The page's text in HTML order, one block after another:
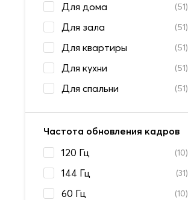
Для дома (51)
Для зала (51)
Для квартиры (51)
Для кухни (51)
Для спальни (51)
Частота обновления кадров
120 Гц
(10)
144 Гц (31)
60 Гц (10)